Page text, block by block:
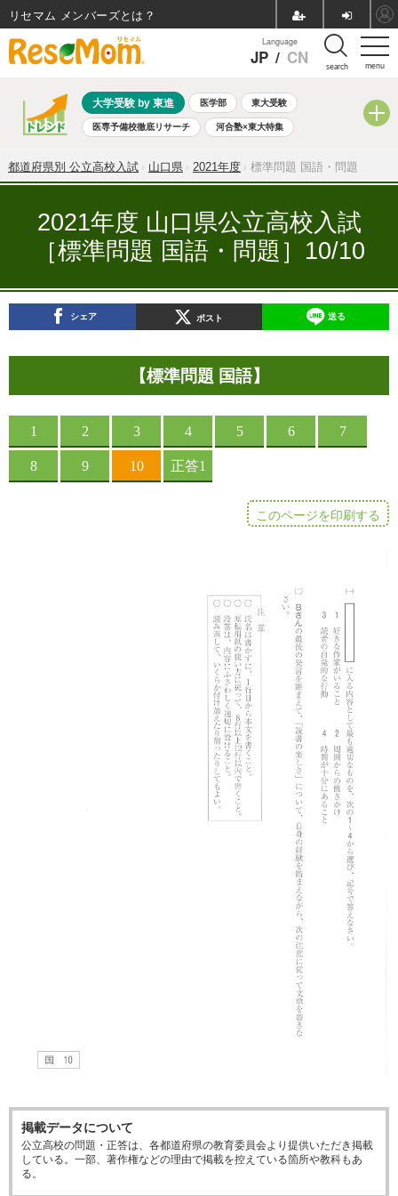
menu
Language
JP / CN search
大学受験 by 東進 医学部 東大受験
医専予備校徹底リサーチ 河合塾×東大特集
共通テスト 夏休み 8月開催学校説明会・相談会
自由研究教材（小学生向け） 自由研究教材（中学生向け）
ランキング
都道府県別 公立高校入試 山口県 2021年度 標準問題 国語・問題
2021年度 山口県公立高校入試
［標準問題 国語・問題］10/10
シェア ポスト 送る
【標準問題 国語】
このページを印刷する
掲載データについて
公立高校の問題・正答は、各都道府県の教育委員会より提供いただき掲載
している。一部、著作権などの理由で掲載を控えている箇所や教科もあ
る。
リセマム メンバーズ